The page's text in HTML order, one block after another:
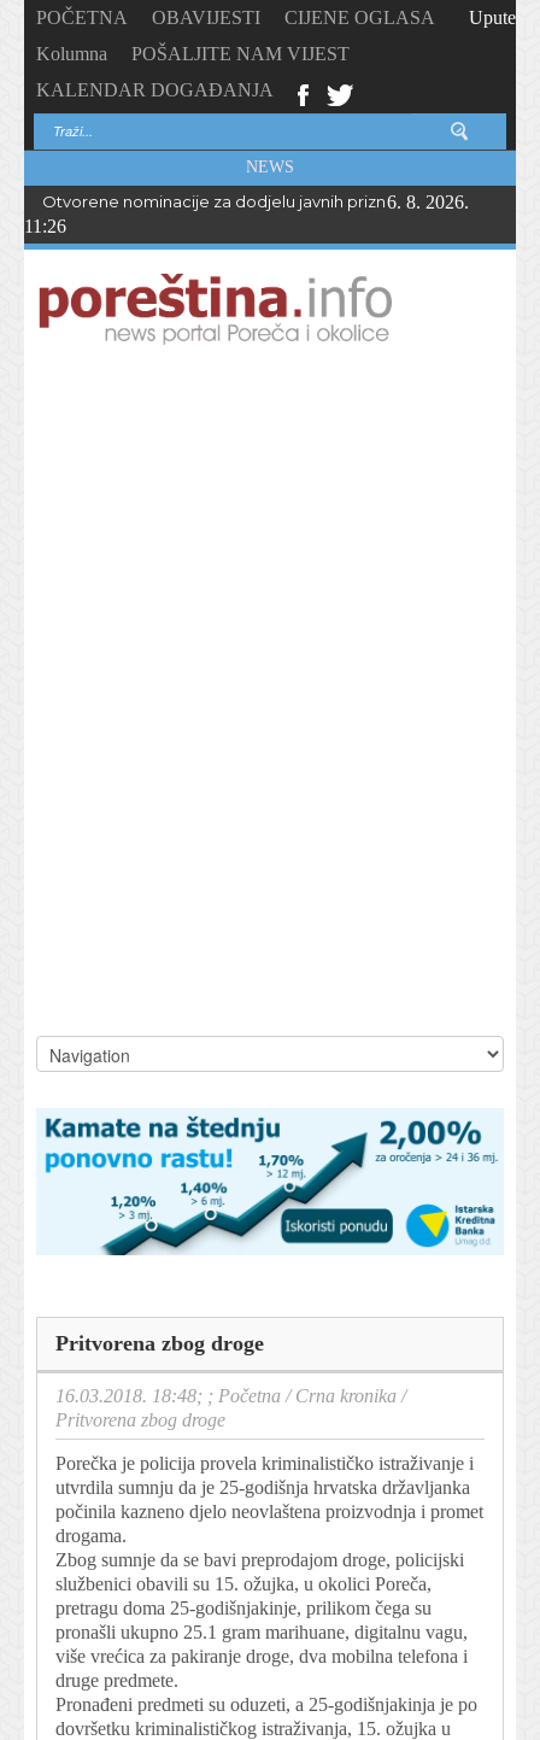
POČETNA OBAVIJESTI
CIJENE OGLASA
Kolumna
POŠALJITE NAM VIJEST
KALENDAR DOGAĐANJA
Upute
NEWS
Otvorene nominacije za dodjelu javnih priznanja Općine
6. 8. 2026.
11:26
Pritvorena zbog droge
16.03.2018. 18:48; ; Početna /Crna kronika /
Pritvorena zbog droge
Porečka je policija provela kriminalističko istraživanje i
utvrdila sumnju da je 25-godišnja hrvatska državljanka
počinila kazneno djelo neovlaštena proizvodnja i promet
drogama.
Zbog sumnje da se bavi preprodajom droge, policijski
službenici obavili su 15. ožujka, u okolici Poreča,
pretragu doma 25-godišnjakinje, prilikom čega su
pronašli ukupno 25.1 gram marihuane, digitalnu vagu,
više vrećica za pakiranje droge, dva mobilna telefona i
druge predmete.
Pronađeni predmeti su oduzeti, a 25-godišnjakinja je po
dovršetku kriminalističkog istraživanja, 15. ožujka u